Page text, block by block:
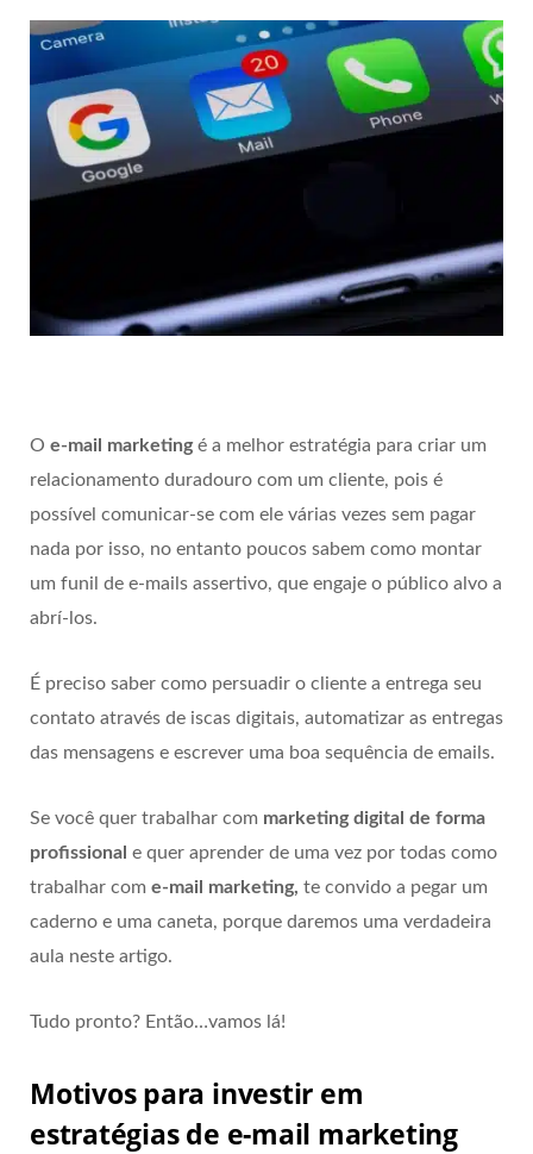
O e-mail marketingé a melhor estratégia para criar um
relacionamento duradouro com um cliente, pois é
possível comunicar-se com ele várias vezes sem pagar
nada por isso, no entanto poucos sabem como montar
um funil de e-mails assertivo, que engaje o público alvo a
abrí-los.
É preciso saber como persuadir o cliente a entrega seu
contato através de iscas digitais, automatizar as entregas
das mensagens e escrever uma boa sequência de emails.
Se você quer trabalhar com marketing digital de forma
profissional e quer aprender de uma vez por todas como
trabalhar com e-mail marketing, te convido a pegar um
caderno e uma caneta, porque daremos uma verdadeira
aula neste artigo.
Tudo pronto? Então…vamos lá!
Motivos para investir em
estratégias de e-mail marketing